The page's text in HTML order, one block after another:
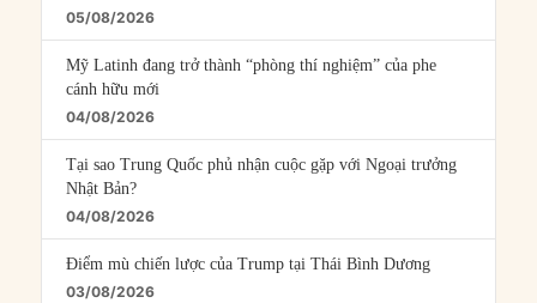
05/08/2026
Mỹ Latinh đang trở thành “phòng thí nghiệm” của phe
cánh hữu mới
04/08/2026
Tại sao Trung Quốc phủ nhận cuộc gặp với Ngoại trưởng
Nhật Bản?
04/08/2026
Điểm mù chiến lược của Trump tại Thái Bình Dương
03/08/2026